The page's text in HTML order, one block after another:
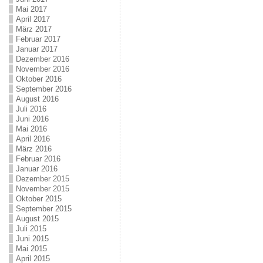
Mai 2017
April 2017
März 2017
Februar 2017
Januar 2017
Dezember 2016
November 2016
Oktober 2016
September 2016
August 2016
Juli 2016
Juni 2016
Mai 2016
April 2016
März 2016
Februar 2016
Januar 2016
Dezember 2015
November 2015
Oktober 2015
September 2015
August 2015
Juli 2015
Juni 2015
Mai 2015
April 2015